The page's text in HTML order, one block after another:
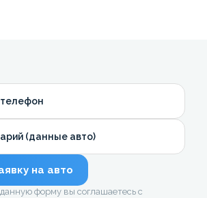
(данные авто)
на авто
форму вы соглашаетесь с